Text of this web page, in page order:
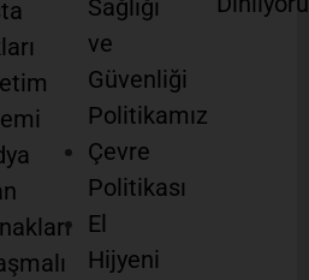
Sağlığı
ve
Güvenliği
Politikamız
Çevre
Politikası
El
Hijyeni